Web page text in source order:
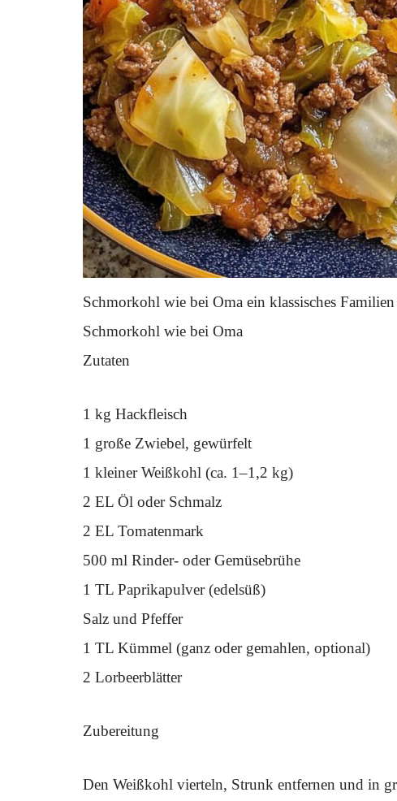
Schmorkohl wie bei Oma ein klassisches Familien
Schmorkohl wie bei Oma
Zutaten
1 kg Hackfleisch
1 große Zwiebel, gewürfelt
1 kleiner Weißkohl (ca. 1–1,2 kg)
2 EL Öl oder Schmalz
2 EL Tomatenmark
500 ml Rinder- oder Gemüsebrühe
1 TL Paprikapulver (edelsüß)
Salz und Pfeffer
1 TL Kümmel (ganz oder gemahlen, optional)
2 Lorbeerblätter
Zubereitung
Den Weißkohl vierteln, Strunk entfernen und in